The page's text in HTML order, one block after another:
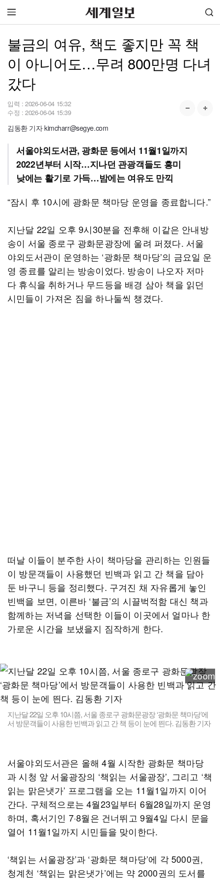
불금의 여유, 책도 좋지만 꼭 책
이 아니어도…무려 800만명 다녀
갔다
입력 : 2026-06-04 15:32
수정 : 2026-06-04 15:39
김동환 기자 kimcharr@segye.com
서울야외도서관, 광화문 등에서 11월1일까지
2022년부터 시작…지나던 관광객들도 흥미
낮에는 활기로 가득…밤에는 여유도 만끽
“잠시 후 10시에 광화문 책마당 운영을 종료합니다.”
지난달 22일 오후 9시30분을 전후해 이같은 안내방
송이 서울 종로구 광화문광장에 울려 퍼졌다. 서울
야외도서관이 운영하는 ‘광화문 책마당’의 금요일 운
영 종료를 알리는 방송이었다. 방송이 나오자 저마
다 휴식을 취하거나 무드등을 배경 삼아 책을 읽던
시민들이 가져온 짐을 하나둘씩 챙겼다.
떠날 이들이 분주한 사이 책마당을 관리하는 인원들
이 방문객들이 사용했던 빈백과 읽고 간 책을 담아
둔 바구니 등을 정리했다. 구겨진 채 자유롭게 놓인
빈백을 보면, 이른바 ‘불금’의 시끌벅적함 대신 책과
함께하는 저녁을 선택한 이들이 이곳에서 얼마나 한
가로운 시간을 보냈을지 짐작하게 한다.
지난달 22일 오후 10시쯤, 서울 종로구 광화문광장 ‘광화문 책마당’에
서 방문객들이 사용한 빈백과 읽고 간 책 등이 눈에 띈다. 김동환 기자
서울야외도서관은 올해 4월 시작한 광화문 책마당
과 시청 앞 서울광장의 ‘책읽는 서울광장’, 그리고 ‘책
읽는 맑은냇가’ 프로그램을 오는 11월1일까지 이어
간다. 구체적으로는 4월23일부터 6월28일까지 운영
하며, 혹서기인 7·8월은 건너뛰고 9월4일 다시 문을
열어 11월1일까지 시민들을 맞이한다.
‘책읽는 서울광장’과 ‘광화문 책마당’에 각 5000권,
청계천 ‘책읽는 맑은냇가’에는 약 2000권의 도서를